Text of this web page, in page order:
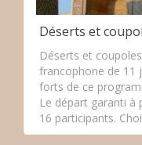
Déserts et
Déserts et
francophone de 11
forts de ce
Le départ garanti à
16 participants.